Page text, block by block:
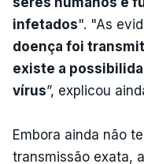
infetados". "As
doença foi
existe a
vírus”, explicou
Embora ainda não
transmissão exata,